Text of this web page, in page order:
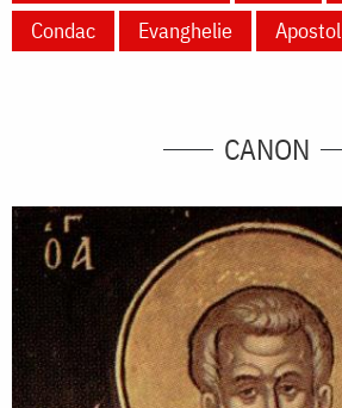
Condac
Evanghelie Apostol
CANON